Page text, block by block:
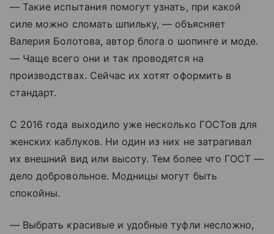
— Такие испытания помогут узнать, при какой
силе можно сломать шпильку, — объясняет
Валерия Болотова, автор блога о шопинге и моде.
— Чаще всего они и так проводятся на
производствах. Сейчас их хотят оформить в
стандарт.
С 2016 года выходило уже несколько ГОСТов для
женских каблуков. Ни один из них не затрагивал
их внешний вид или высоту. Тем более что ГОСТ —
дело добровольное. Модницы могут быть
спокойны.
— Выбрать красивые и удобные туфли несложно,